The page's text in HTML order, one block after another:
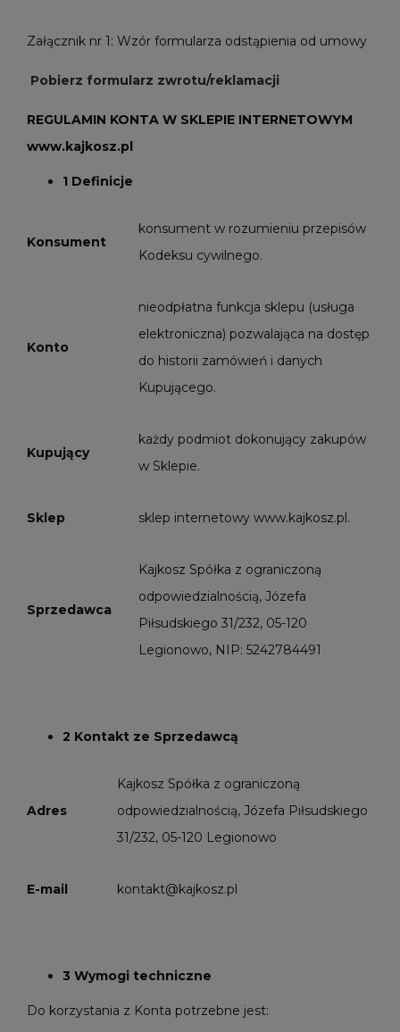
Załącznik nr 1: Wzór formularza odstąpienia od umowy
Pobierz formularz zwrotu/reklamacji
REGULAMIN KONTA W SKLEPIE INTERNETOWYM
www.kajkosz.pl
1 Definicje
Konsument
konsument w rozumieniu przepisów
Kodeksu cywilnego.
Konto
nieodpłatna funkcja sklepu (usługa
elektroniczna) pozwalająca na dostęp
do historii zamówień i danych
Kupującego.
Kupujący
każdy podmiot dokonujący zakupów
w Sklepie.
Sklep sklep internetowy www.kajkosz.pl.
Sprzedawca
Kajkosz Spółka z ograniczoną
odpowiedzialnością, Józefa
Piłsudskiego 31/232, 05-120
Legionowo, NIP: 5242784491
2 Kontakt ze Sprzedawcą
Adres
Kajkosz Spółka z ograniczoną
odpowiedzialnością, Józefa Piłsudskiego
31/232, 05-120 Legionowo
E-mail kontakt@kajkosz.pl
3 Wymogi techniczne
Do korzystania z Konta potrzebne jest: